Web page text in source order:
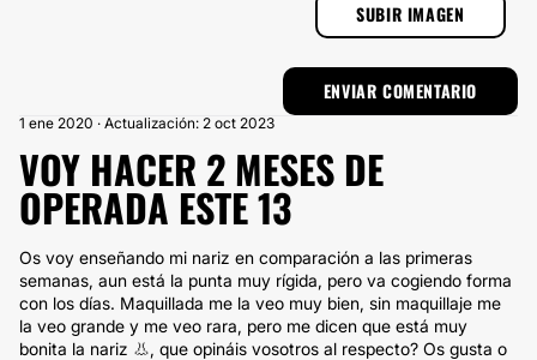
SUBIR IMAGEN
1 ene 2020 · Actualización: 2 oct 2023
VOY HACER 2 MESES DE
OPERADA ESTE 13
Os voy enseñando mi nariz en comparación a las primeras
semanas, aun está la punta muy rígida, pero va cogiendo forma
con los días. Maquillada me la veo muy bien, sin maquillaje me
la veo grande y me veo rara, pero me dicen que está muy
bonita la nariz 👃, que opináis vosotros al respecto? Os gusta o